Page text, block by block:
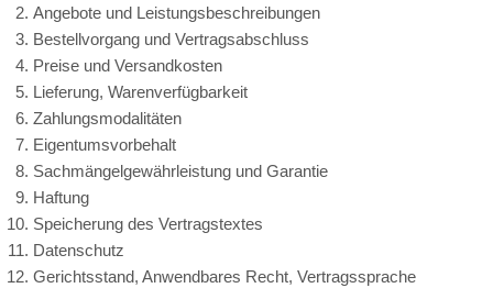
Weihnachtsengel
Bergmann
Lichtfigur
Leuchterspinne
Angebote und Leistungsbeschreibungen
Bestellvorgang und Vertragsabschluss
Preise und Versandkosten
Lieferung, Warenverfügbarkeit
Zahlungsmodalitäten
Eigentumsvorbehalt
Sachmängelgewährleistung und Garantie
Haftung
Speicherung des Vertragstextes
Datenschutz
Gerichtsstand, Anwendbares Recht, Vertragssprache